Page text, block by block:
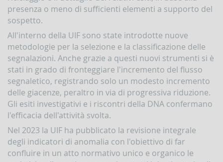
Contrasto
all'attività
dei
Paesi
che
minacciano
la
pace
sicurezza
internazionale
Indicatori,
schemi
comunicazioni
inerenti
presenza o meno di sufficienti elementi a supporto del
sospetto.
All'interno della UIF sono state introdotte nuove
metodologie per la selezione e la classificazione delle
segnalazioni. Anche grazie a questi nuovi strumenti si è
stati in grado di fronteggiare l'incremento del flusso
segnaletico, registrando solo un modesto incremento
delle giacenze, peraltro in via di progressiva riduzione.
Gli esiti investigativi e i riscontri della DNA confermano
l'efficacia dell'attività svolta.
Nel 2023 la UIF ha pubblicato la revisione integrale
degli indicatori di anomalia con l'obiettivo di far
confluire in un atto normativo unico e organico le